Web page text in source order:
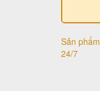
Sản
24/7